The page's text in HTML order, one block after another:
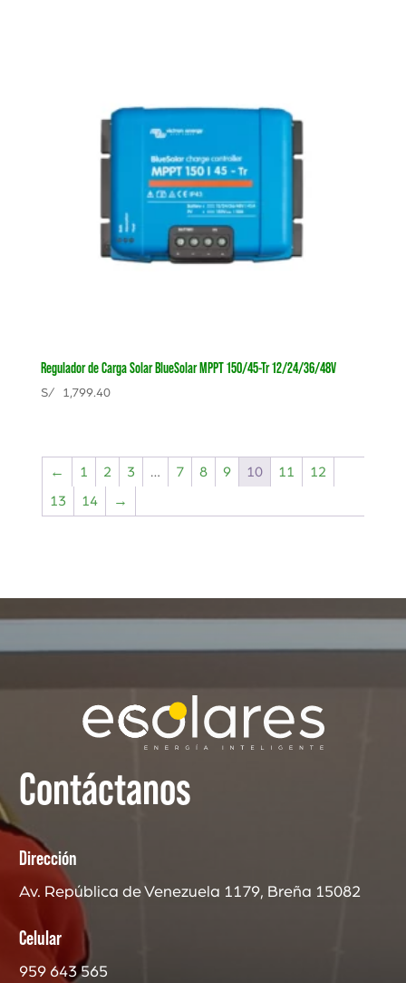
Regulador de Carga Solar BlueSolar MPPT 150/45-Tr 12/24/36/48V
S/1,799.40
← 1 2 3 … 7 8 9 10 11
12
13
14 →
Contáctanos
Dirección
Av. República de Venezuela 1179, Breña 15082
Celular
959 643 565